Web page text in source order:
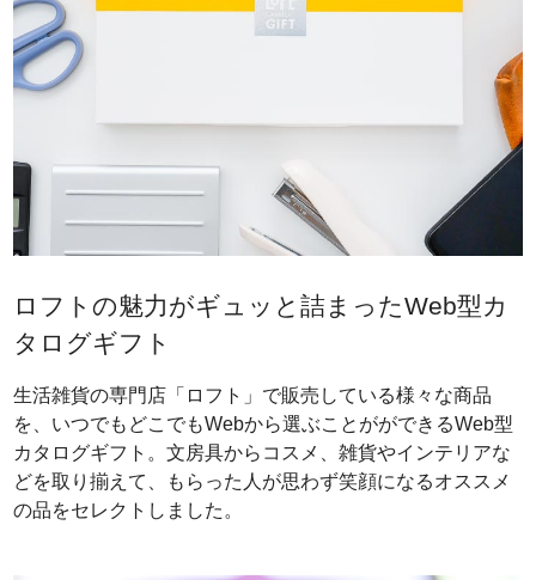
ロフトの魅力がギュッと詰まったWeb型カ
タログギフト
生活雑貨の専門店「ロフト」で販売している様々な商品
を、いつでもどこでもWebから選ぶことがができるWeb型
カタログギフト。文房具からコスメ、雑貨やインテリアな
どを取り揃えて、もらった人が思わず笑顔になるオススメ
の品をセレクトしました。